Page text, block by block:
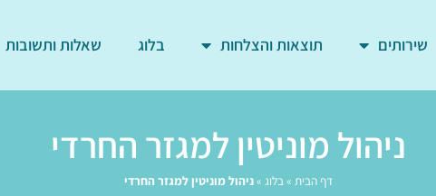
שירותים תוצאות והצלחות בלוג שאלות ותשובות
ניהול מוניטין למגזר החרדי
דף הבית »בלוג »ניהול מוניטין למגזר החרדי